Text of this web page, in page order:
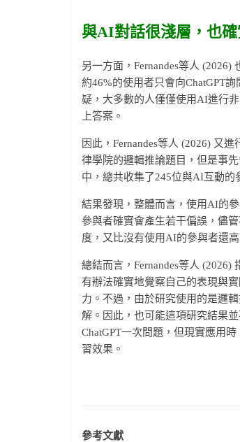
與AI對話很淺層，也
另一方面，Fernandes等人
約46%的使用者只會向ChatGPT
疑，大多數的人僅僅使用AI進行
上答案。
因此，Fernandes等人 (2026) 又
律學院的邏輯推論題目，但是事
中，總共收集了245位與AI互動的
結果發現，整體而言，使用AI的
參與者確實會產生若干偏誤，儘
度，又比沒有使用AI的參與者還高
總結而言，Fernandes等人
有辦法確實地覺察自己的表現與
力。不過，由於研究使用的是邏
解。因此，也可能這項研究結果
ChatGPT一次問題，但現實應用
習效果。
參考文獻